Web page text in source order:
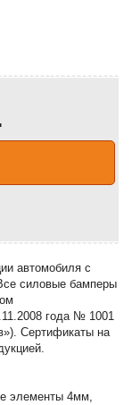
автомобиля с
силовые бамперы
года № 1001
Сертификаты на
элементы 4мм,